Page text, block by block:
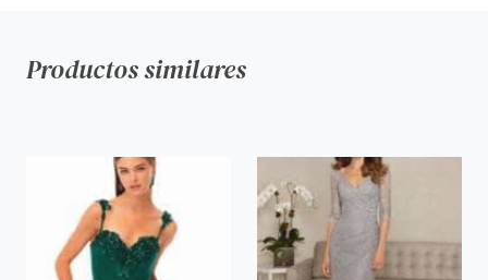
Productos similares